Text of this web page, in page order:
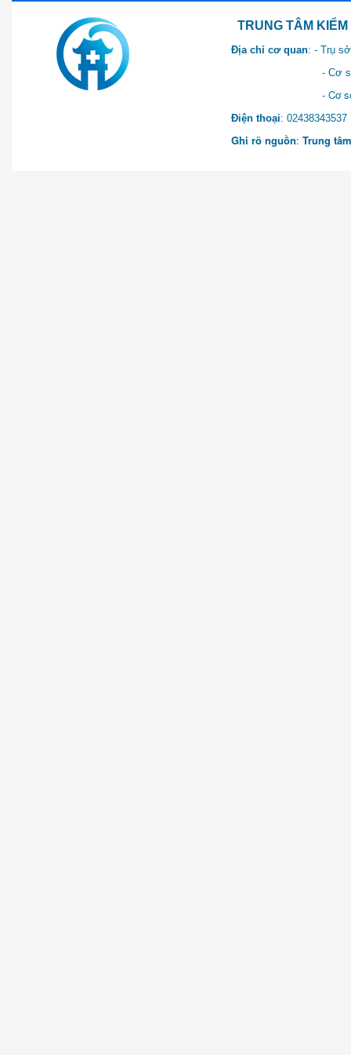
TRUNG TÂM KIỂM SOÁT
Địa chỉ cơ quan: - Trụ
- Cơ sở 2: Khu Hành
- Cơ sở 3: Số 1 Ngõ 2
Điện thoại:
Ghi rõ nguồn: Trung